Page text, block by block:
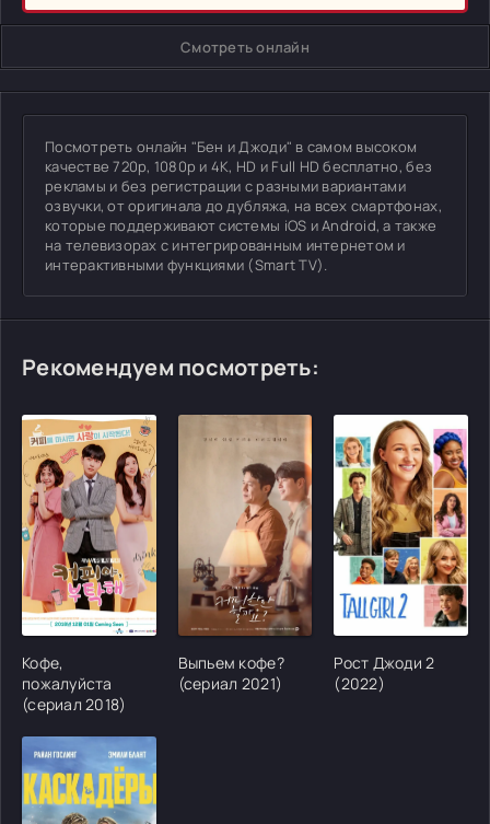
Смотреть онлайн
Посмотреть онлайн "Бен и Джоди" в самом высоком
качестве 720p, 1080p и 4K, HD и Full HD бесплатно, без
рекламы и без регистрации с разными вариантами
озвучки, от оригинала до дубляжа, на всех смартфонах,
которые поддерживают системы iOS и Android, а также
на телевизорах с интегрированным интернетом и
интерактивными функциями (Smart TV).
Рекомендуем посмотреть:
[/xfgiven_cvh_poster_urlcvh_poster_url]
Кофе,
пожалуйста
(сериал 2018)
[/xfgiven_cvh_poster_urlcvh_poster_url]
Выпьем кофе?
(сериал 2021)
[/
Рост Джоди 2
(2022)